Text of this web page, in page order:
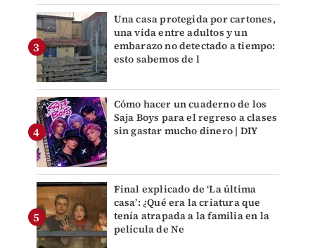
Una casa protegida por cartones,
una vida entre adultos y un
embarazo no detectado a tiempo:
esto sabemos de l
Cómo hacer un cuaderno de los
Saja Boys para el regreso a clases
sin gastar mucho dinero | DIY
Final explicado de ‘La última
casa’: ¿Qué era la criatura que
tenía atrapada a la familia en la
película de Ne